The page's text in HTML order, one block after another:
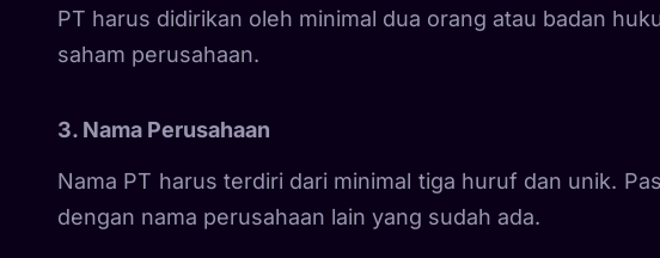
PT harus didirikan oleh minimal dua orang atau badan
saham perusahaan.
3. Nama Perusahaan
Nama PT harus terdiri dari minimal tiga huruf dan unik.
dengan nama perusahaan lain yang sudah ada.